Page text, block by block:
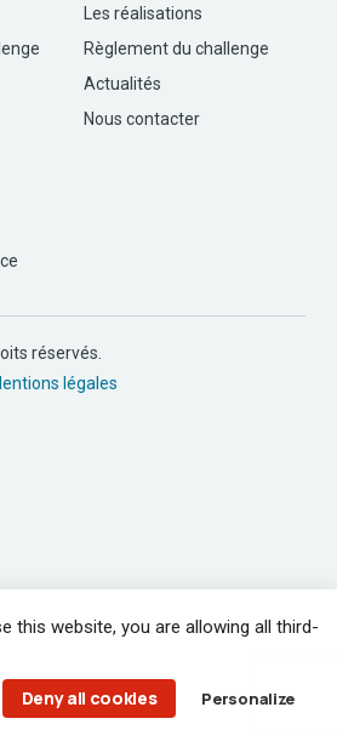
Les réalisations
Règlement du challenge
Actualités
Nous contacter
réservés.
légales
this website, you are allowing all third-
Deny all cookies Personalize